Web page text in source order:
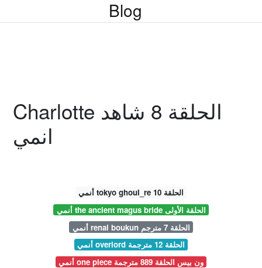
Blog
Charlotte الحلقة 8 شاهد
انمي
أنمي tokyo ghoul_re الحلقة 10
أنمي the ancient magus bride الحلقة الأولى
أنمي renai boukun الحلقة 7 مترجم
أنمي overlord الحلقة 12 مترجمة
أنمي one piece ون بيس الحلقة 889 مترجمة